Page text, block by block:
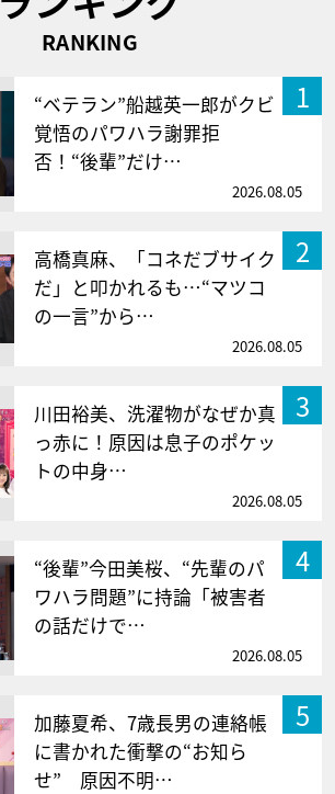
RANKING
1
“ベテラン”船越英一郎がクビ
覚悟のパワハラ謝罪拒
否！“後輩”だけ…
2026.08.05
2
高橋真麻、「コネだブサイク
だ」と叩かれるも…“マツコ
の一言”から…
2026.08.05
3
川田裕美、洗濯物がなぜか真
っ赤に！原因は息子のポケッ
トの中身…
2026.08.05
4
“後輩”今田美桜、“先輩のパ
ワハラ問題”に持論「被害者
の話だけで…
2026.08.05
5
加藤夏希、7歳長男の連絡帳
に書かれた衝撃の“お知ら
せ” 原因不明…